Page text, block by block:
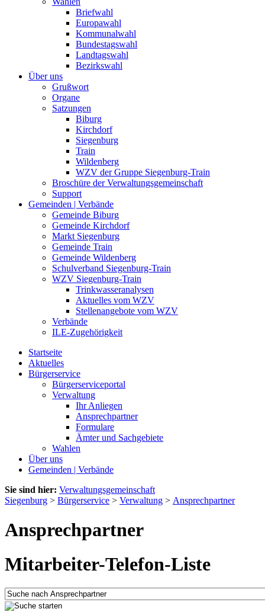
Briefwahl
Europawahl
Kommunalwahl
Bundestagswahl
Landtagswahl
Bezirkswahl
Über uns
Grußwort
Organe
Satzungen
Biburg
Kirchdorf
Siegenburg
Train
Wildenberg
WZV der Gruppe Siegenburg-Train
Broschüre der Verwaltungsgemeinschaft
Support
Gemeinden | Verbände
Gemeinde Biburg
Gemeinde Kirchdorf
Markt Siegenburg
Gemeinde Train
Gemeinde Wildenberg
Schulverband Siegenburg-Train
WZV Siegenburg-Train
Trinkwasseranalysen
Aktuelles vom WZV
Stellenangebote vom WZV
Verbände
ILE-Zugehörigkeit
Startseite
Aktuelles
Bürgerservice
Bürgerserviceportal
Verwaltung
Ihr Anliegen
Ansprechpartner
Formulare
Ämter und Sachgebiete
Wahlen
Über uns
Gemeinden | Verbände
Sie sind hier: Verwaltungsgemeinschaft
Siegenburg > Bürgerservice > Verwaltung > Ansprechpartner
Ansprechpartner
Mitarbeiter-Telefon-Liste